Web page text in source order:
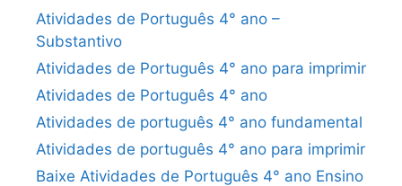
Atividades de Português 4° ano –
Substantivo
Atividades de Português 4° ano para imprimir
Atividades de Português 4° ano
Atividades de português 4° ano fundamental
Atividades de português 4° ano para imprimir
Baixe Atividades de Português 4° ano Ensino